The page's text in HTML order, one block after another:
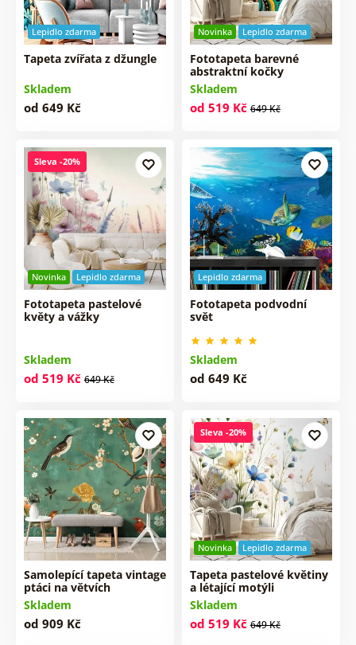
Lepidlo zdarma
Tapeta zvířata z džungle
Skladem
od 649 Kč
Novinka Lepidlo zdarma
Fototapeta barevné
abstraktní kočky
Skladem
od 519 Kč 649 Kč
Novinka Lepidlo zdarma
Sleva -20%
Fototapeta pastelové
květy a vážky
Skladem
od 519 Kč 649 Kč
Lepidlo zdarma
Fototapeta podvodní
svět
Skladem
od 649 Kč
Samolepící tapeta vintage
ptáci na větvích
Skladem
od 909 Kč
Novinka Lepidlo zdarma
Sleva -20%
Tapeta pastelové květiny
a létající motýli
Skladem
od 519 Kč 649 Kč